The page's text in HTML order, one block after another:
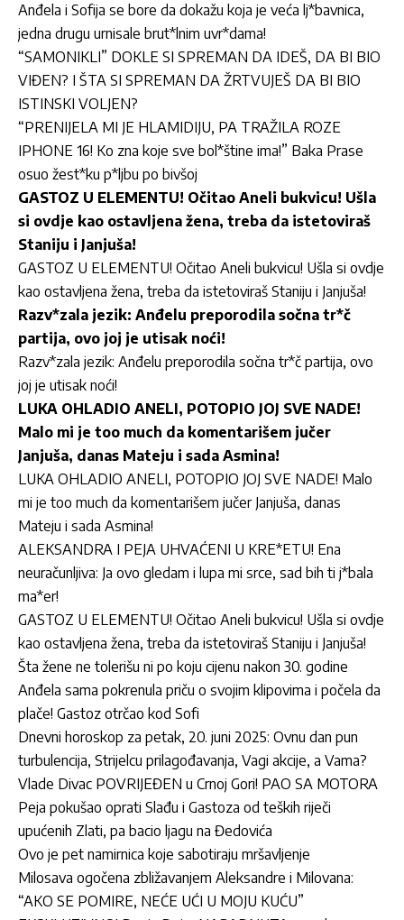
Anđela i Sofija se bore da dokažu koja je veća lj*bavnica,
jedna drugu urnisale brut*lnim uvr*dama!
“SAMONIKLI” DOKLE SI SPREMAN DA IDEŠ, DA BI BIO
VIĐEN? I ŠTA SI SPREMAN DA ŽRTVUJEŠ DA BI BIO
ISTINSKI VOLJEN?
“PRENIJELA MI JE HLAMIDIJU, PA TRAŽILA ROZE
IPHONE 16! Ko zna koje sve bol*štine ima!” Baka Prase
osuo žest*ku p*ljbu po bivšoj
GASTOZ U ELEMENTU! Očitao Aneli bukvicu! Ušla
si ovdje kao ostavljena žena, treba da istetoviraš
Staniju i Janjuša!
GASTOZ U ELEMENTU! Očitao Aneli bukvicu! Ušla si ovdje
kao ostavljena žena, treba da istetoviraš Staniju i Janjuša!
Razv*zala jezik: Anđelu preporodila sočna tr*č
partija, ovo joj je utisak noći!
Razv*zala jezik: Anđelu preporodila sočna tr*č partija, ovo
joj je utisak noći!
LUKA OHLADIO ANELI, POTOPIO JOJ SVE NADE!
Malo mi je too much da komentarišem jučer
Janjuša, danas Mateju i sada Asmina!
LUKA OHLADIO ANELI, POTOPIO JOJ SVE NADE! Malo
mi je too much da komentarišem jučer Janjuša, danas
Mateju i sada Asmina!
ALEKSANDRA I PEJA UHVAĆENI U KRE*ETU! Ena
neuračunljiva: Ja ovo gledam i lupa mi srce, sad bih ti j*bala
ma*er!
GASTOZ U ELEMENTU! Očitao Aneli bukvicu! Ušla si ovdje
kao ostavljena žena, treba da istetoviraš Staniju i Janjuša!
Šta žene ne tolerišu ni po koju cijenu nakon 30. godine
Anđela sama pokrenula priču o svojim klipovima i počela da
plače! Gastoz otrčao kod Sofi
Dnevni horoskop za petak, 20. juni 2025: Ovnu dan pun
turbulencija, Strijelcu prilagođavanja, Vagi akcije, a Vama?
Vlade Divac POVRIJEĐEN u Crnoj Gori! PAO SA MOTORA
Peja pokušao oprati Slađu i Gastoza od teških riječi
upućenih Zlati, pa bacio ljagu na Đedovića
Ovo je pet namirnica koje sabotiraju mršavljenje
Milosava ogočena zbližavanjem Aleksandre i Milovana:
“AKO SE POMIRE, NEĆE UĆI U MOJU KUĆU”